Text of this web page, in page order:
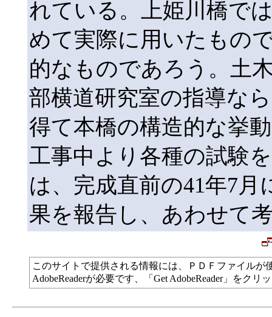
れている。上姫川橋で
めて実際に用いたもの
的なものであろう。土
部横道研究室の指導な
得て本橋の構造的な挙
工事中より各種の試験
は、完成直前の41年7
果を報告し、あわせて
このサイトで提供される情報には、ＰＤＦファイル
AdobeReaderが必要です、「Get AdobeReader」をク